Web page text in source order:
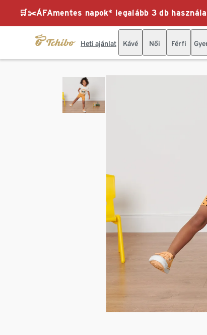
🛒✂️ÁFAmentes napok* legalább 3 db
Heti ajánlat Kávé Női Férfi